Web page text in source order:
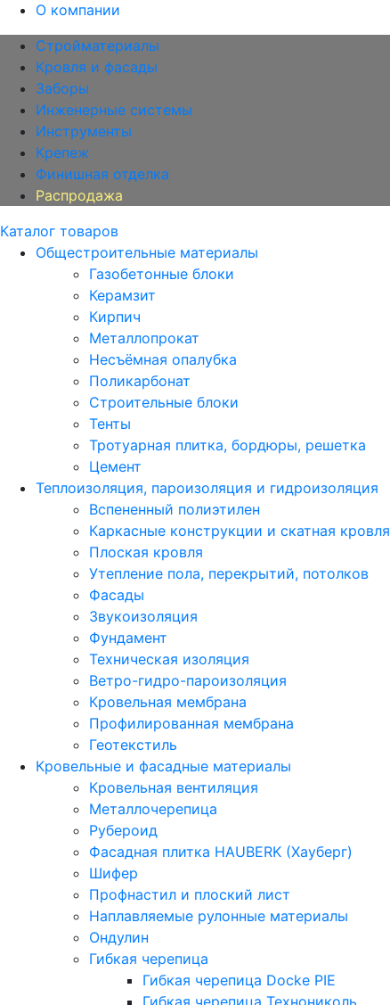
О компании
Стройматериалы
Кровля и фасады
Заборы
Инженерные системы
Инструменты
Крепеж
Финишная отделка
Распродажа
Каталог товаров
Общестроительные материалы
Газобетонные блоки
Керамзит
Кирпич
Металлопрокат
Несъёмная опалубка
Поликарбонат
Строительные блоки
Тенты
Тротуарная плитка, бордюры, решетка
Цемент
Теплоизоляция, пароизоляция и гидроизоляция
Вспененный полиэтилен
Каркасные конструкции и скатная кровля
Плоская кровля
Утепление пола, перекрытий, потолков
Фасады
Звукоизоляция
Фундамент
Техническая изоляция
Ветро-гидро-пароизоляция
Кровельная мембрана
Профилированная мембрана
Геотекстиль
Кровельные и фасадные материалы
Кровельная вентиляция
Металлочерепица
Рубероид
Фасадная плитка HAUBERK (Хауберг)
Шифер
Профнастил и плоский лист
Наплавляемые рулонные материалы
Ондулин
Гибкая черепица
Гибкая черепица Docke PIE